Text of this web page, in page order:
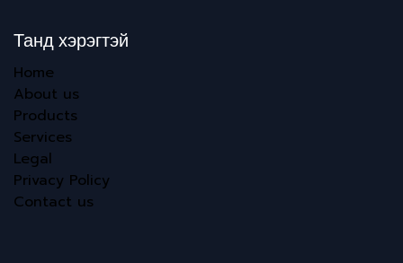
Танд хэрэгтэй
Home
About us
Products
Services
Legal
Privacy Policy
Contact us